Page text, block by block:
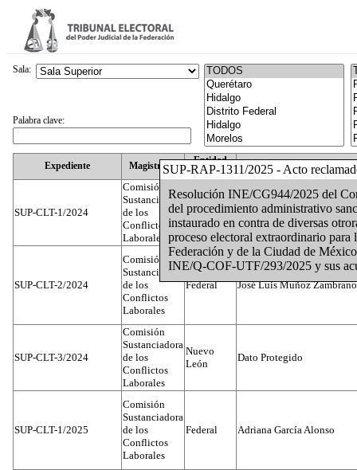
SUP-RAP-1311/2025 - Acto
Resolución INE/CG944/2025 del
del procedimiento administrativo
instaurado en contra de diversas
proceso electoral extraordinario para
Federación y de la Ciudad de
INE/Q-COF-UTF/293/2025 y sus
Expediente Magistrado
Entidad
Federativa
SUP-CLT-1/2024
Comisión
Sustanciadora
de los
Conflictos
Laborales
Federal Juan José Serrato Velasco
SUP-CLT-2/2024
Comisión
Sustanciadora
de los
Conflictos
Laborales
Federal José Luis Muñoz Zambrano
SUP-CLT-3/2024
Comisión
Sustanciadora
de los
Conflictos
Laborales
Nuevo
León
Dato Protegido
SUP-CLT-1/2025
Comisión
Sustanciadora
de los
Conflictos
Laborales
Federal Adriana García Alonso
Sala:
Palabra clave: